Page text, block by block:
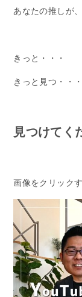
あなたの推しが
きっと・・・
きっと見つ・・・
見つけてく
画像をクリック